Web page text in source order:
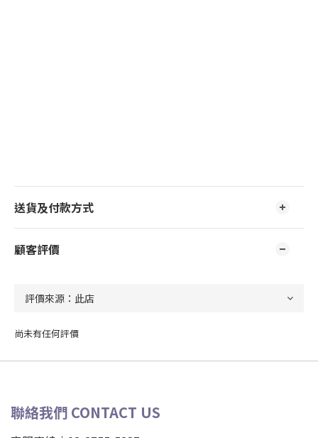
送貨及付款方式
顧客評價
尚未有任何評價
聯絡我們 CONTACT US